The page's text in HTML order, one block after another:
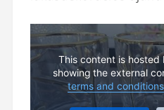
This content is
showing the external
terms and conditions